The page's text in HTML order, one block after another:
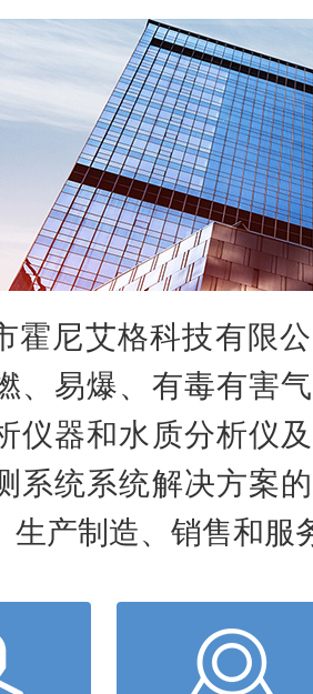
霍尼艾格科技有限
、易爆、有毒有害
仪器和水质分析仪
系统系统解决方案
生产制造、销售和服